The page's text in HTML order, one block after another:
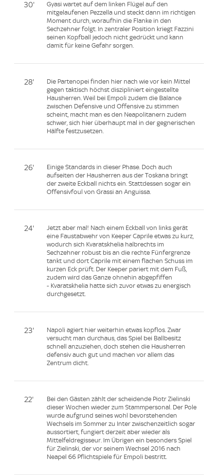
30'
Gyasi wartet auf dem linken Flügel auf den
mitgelaufenen Pezzella und steckt dann im richtigen
Moment durch, woraufhin die Flanke in den
Sechzehner folgt. In zentraler Position kriegt Fazzini
seinen Kopfball jedoch nicht gedrückt und kann
damit für keine Gefahr sorgen.
28'
Die Partenopei finden hier nach wie vor kein Mittel
gegen taktisch höchst diszipliniert eingestellte
Hausherren. Weil bei Empoli zudem die Balance
zwischen Defensive und Offensive zu stimmen
scheint, macht man es den Neapolitanern zudem
schwer, sich hier überhaupt mal in der gegnerischen
Hälfte festzusetzen.
26'
Einige Standards in dieser Phase. Doch auch
aufseiten der Hausherren aus der Toskana bringt
der zweite Eckball nichts ein. Stattdessen sogar ein
Offensivfoul von Grassi an Anguissa.
24'
Jetzt aber mal! Nach einem Eckball von links gerät
eine Faustabwehr von Keeper Caprile etwas zu kurz,
wodurch sich Kvaratskhelia halbrechts im
Sechzehner robust bis an die rechte Fünfergrenze
tankt und dort Caprile mit einem flachen Schuss im
kurzen Eck prüft. Der Keeper pariert mit dem Fuß,
zudem wird das Ganze ohnehin abgepfiffen
- Kvaratskhelia hatte sich zuvor etwas zu energisch
durchgesetzt.
23'
Napoli agiert hier weiterhin etwas kopflos. Zwar
versucht man durchaus, das Spiel bei Ballbesitz
schnell anzuziehen, doch stehen die Hausherren
defensiv auch gut und machen vor allem das
Zentrum dicht.
22'
Bei den Gästen zählt der scheidende Piotr Zielinski
dieser Wochen wieder zum Stammpersonal. Der Pole
wurde aufgrund seines wohl bevorstehenden
Wechsels im Sommer zu Inter zwischenzeitlich sogar
aussortiert, fungiert derzeit aber wieder als
Mittelfeldregisseur. Im Übrigen ein besonders Spiel
für Zielinski, der vor seinem Wechsel 2016 nach
Neapel 66 Pflichtspiele für Empoli bestritt.